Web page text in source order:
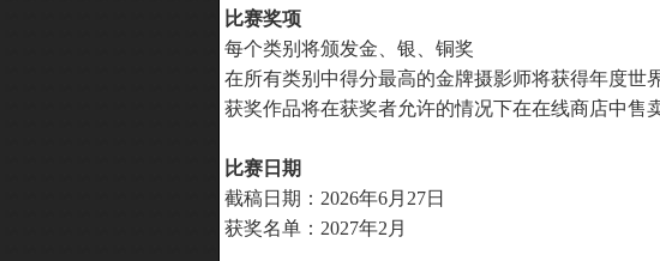
比赛奖项
每个类别将颁发金、银、铜奖
在所有类别中得分最高的金牌摄影师将获得年度世
获奖作品将在获奖者允许的情况下在在线商店中售
比赛日期
截稿日期：2026年6月27日
获奖名单：2027年2月